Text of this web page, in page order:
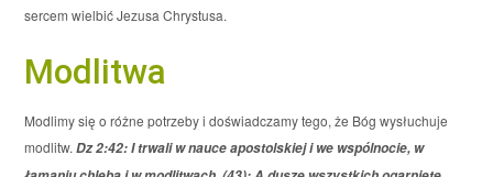
sercem wielbić Jezusa Chrystusa.
Modlitwa
Modlimy się o różne potrzeby i doświadczamy tego, że Bóg wysłuchuje
modlitw. Dz 2:42: I trwali w nauce apostolskiej i we wspólnocie, w